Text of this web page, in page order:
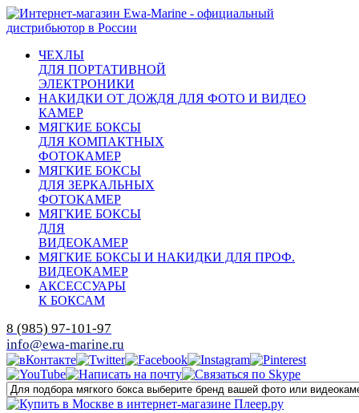
ЧЕХЛЫ
ДЛЯ ПОРТАТИВНОЙ
ЭЛЕКТРОНИКИ
НАКИДКИ ОТ ДОЖДЯ ДЛЯ ФОТО И ВИДЕО
КАМЕР
МЯГКИЕ БОКСЫ
ДЛЯ КОМПАКТНЫХ
ФОТОКАМЕР
МЯГКИЕ БОКСЫ
ДЛЯ ЗЕРКАЛЬНЫХ
ФОТОКАМЕР
МЯГКИЕ БОКСЫ
ДЛЯ
ВИДЕОКАМЕР
МЯГКИЕ БОКСЫ И НАКИДКИ ДЛЯ ПРОФ.
ВИДЕОКАМЕР
АКСЕССУАРЫ
К БОКСАМ
8 (985) 97-101-97
info@ewa-marine.ru